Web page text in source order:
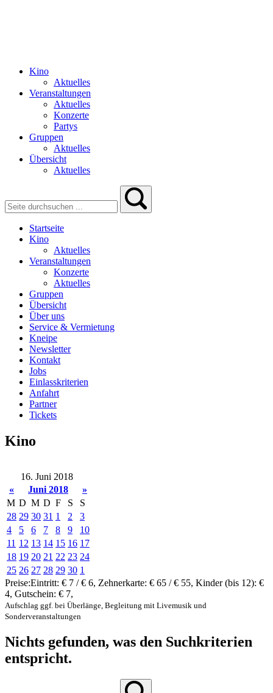
Kino
Aktuelles
Veranstaltungen
Aktuelles
Konzerte
Partys
Gruppen
Aktuelles
Übersicht
Aktuelles
Startseite
Kino
Aktuelles
Veranstaltungen
Konzerte
Aktuelles
Gruppen
Übersicht
Über uns
Service & Vermietung
Kneipe
Newsletter
Kontakt
Jobs
Einlasskriterien
Anfahrt
Partner
Tickets
Kino
16. Juni 2018
«
Juni 2018
»
M D M D F S
S
28 29 30 31 1 2
3
4
5 6 7 8 9
10
11 12 13 14 15 16 17
18 19 20 21 22 23 24
25 26 27 28 29 30 1
Preise:Eintritt: € 7 / € 6, Zehnerkarte: € 65 / € 55, Kinder (bis 12): €
4, Gutschein: € 7,
Aufschlag ggf. bei Überlänge, Begleitung mit Livemusik und
Sonderveranstaltungen
Nichts gefunden, was den Suchkriterien
entspricht.